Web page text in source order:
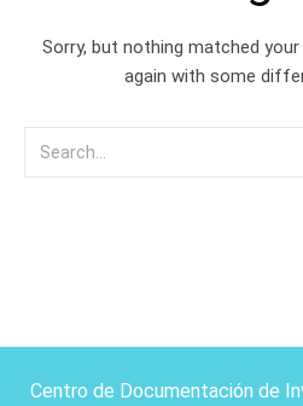
Sorry, but nothing matched
again with some
Centro de Documentación de